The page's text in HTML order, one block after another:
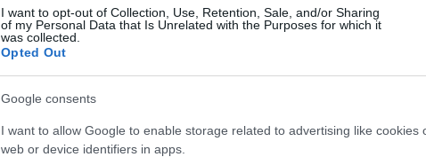
I want to opt-out of Collection, Use, Retention, Sale, and/or Sharing
of my Personal Data that Is Unrelated with the Purposes for which it
was collected.
Opted Out
Google consents
I want to allow Google to enable storage related to advertising like cookies
web or device identifiers in apps.